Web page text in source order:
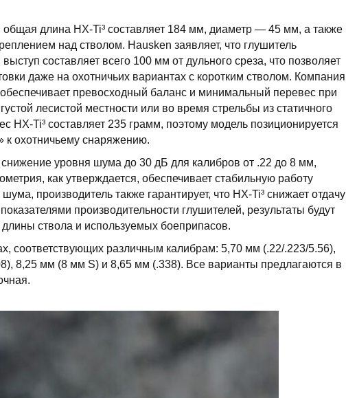
длина HX-Ti³ составляет 184 мм, диаметр — 45 мм, а также
над стволом. Hausken заявляет, что глушитель
составляет всего 100 мм от дульного среза, что позволяет
даже на охотничьих вариантах с коротким стволом. Компания
обеспечивает превосходный баланс и минимальный перевес при
лесистой местности или во время стрельбы из статичного
Ti³ составляет 235 грамм, поэтому модель позиционируется
к охотничьему снаряжению.
уровня шума до 30 дБ для калибров от .22 до 8 мм,
как утверждается, обеспечивает стабильную работу
производитель также гарантирует, что HX-Ti³ снижает отдачу
производительности глушителей, результаты будут
ствола и используемых боеприпасов.
соответствующих различным калибрам: 5,70 мм (.22/.223/5.56),
8,25 мм (8 мм S) и 8,65 мм (.338). Все варианты предлагаются в